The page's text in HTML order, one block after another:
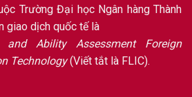
Trường Đại học Ngân hàng Thành
giao dịch quốc tế là
Ability Assessment Foreign
Technology(Viết tắt là FLIC).